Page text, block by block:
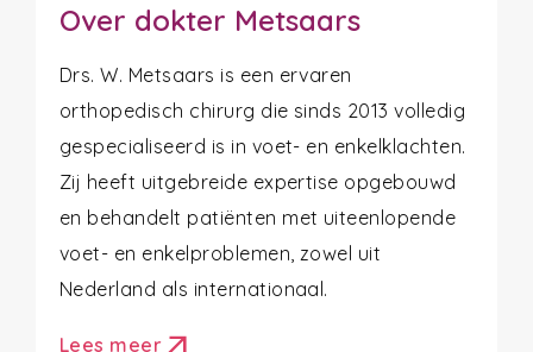
Over dokter Metsaars
Drs. W. Metsaars is een ervaren
orthopedisch chirurg die sinds 2013 volledig
gespecialiseerd is in voet- en enkelklachten.
Zij heeft uitgebreide expertise opgebouwd
en behandelt patiënten met uiteenlopende
voet- en enkelproblemen, zowel uit
Nederland als internationaal.
Lees meer